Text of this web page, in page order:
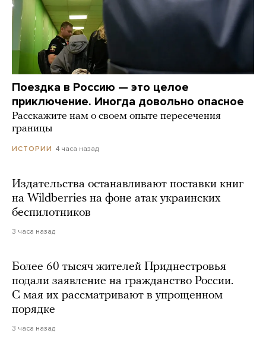
Поездка в Россию — это целое
приключение. Иногда довольно опасное
Расскажите нам о своем опыте пересечения
границы
ИСТОРИИ 4 часа назад
Издательства останавливают поставки книг
на Wildberries на фоне атак украинских
беспилотников
3 часа назад
Более 60 тысяч жителей Приднестровья
подали заявление на гражданство России.
С мая их рассматривают в упрощенном
порядке
3 часа назад